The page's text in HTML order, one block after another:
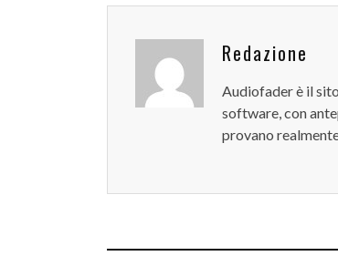
Redazione
Audiofader è il
software, con
provano